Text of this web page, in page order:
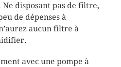
disposant pas de filtre,
de dépenses à
aucun filtre à
avec une pompe à